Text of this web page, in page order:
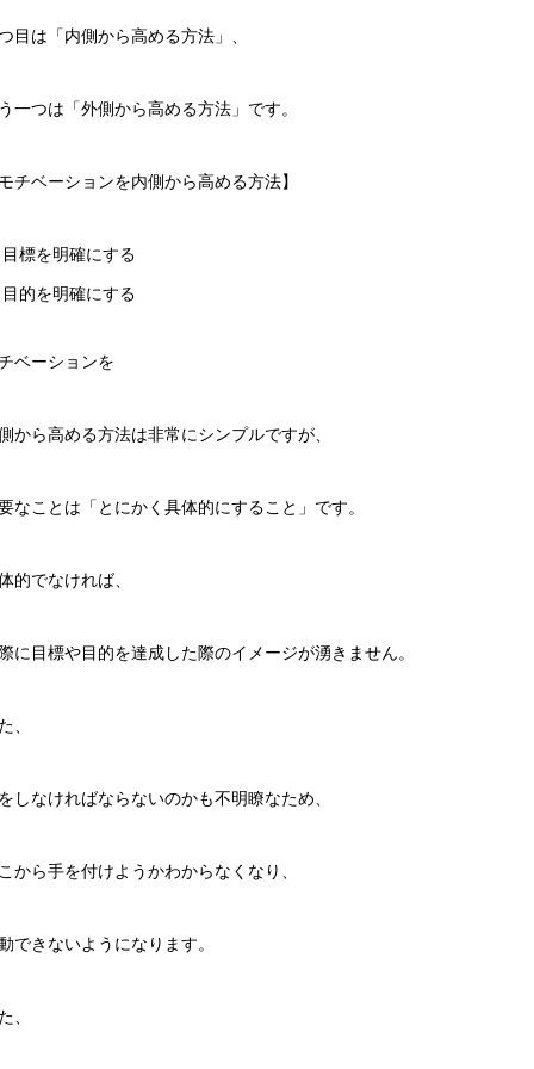
目は「内側から高める方法」、
一つは「外側から高める方法」です。
モチベーションを内側から高める方法】
目標を明確にする
目的を明確にする
ベーションを
から高める方法は非常にシンプルですが、
なことは「とにかく具体的にすること」です。
的でなければ、
に目標や目的を達成した際のイメージが湧きません。
、
しなければならないのかも不明瞭なため、
から手を付けようかわからなくなり、
できないようになります。
、